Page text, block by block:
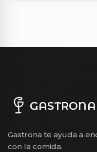
GASTRONA
Gastrona te ayuda a
con la comida.